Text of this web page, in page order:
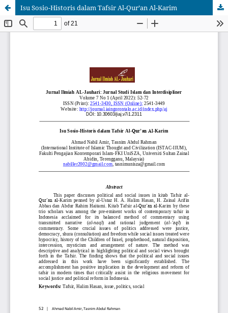
Isu Sosio-Historis dalam Tafsir Al-Qur’an Al-Karim